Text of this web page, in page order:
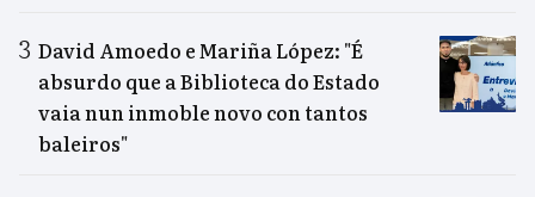
David Amoedo e Mariña López: "É
absurdo que a Biblioteca do Estado
vaia nun inmoble novo con tantos
baleiros"